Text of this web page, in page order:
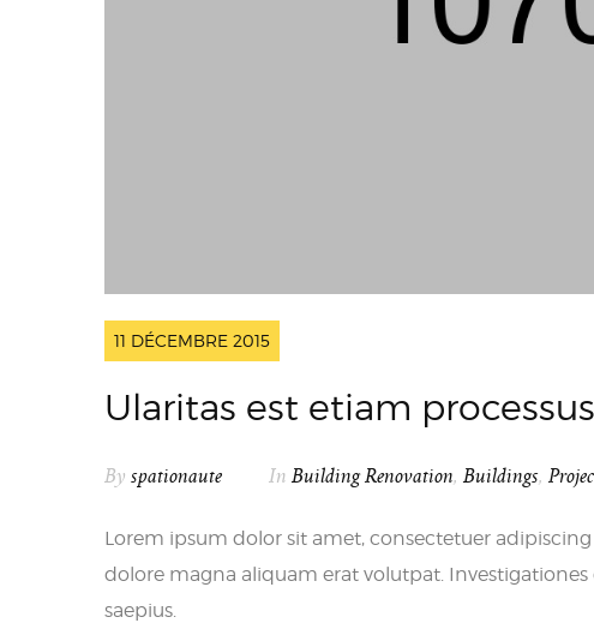
11 DÉCEMBRE 2015
Ularitas est etiam
By spationaute In Building Renovation, Buildings,
Lorem ipsum dolor sit amet, consectetuer
dolore magna aliquam erat volutpat.
saepius.